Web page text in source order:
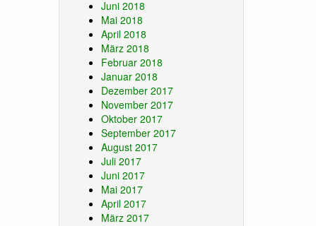
Juni 2018
Mai 2018
April 2018
März 2018
Februar 2018
Januar 2018
Dezember 2017
November 2017
Oktober 2017
September 2017
August 2017
Juli 2017
Juni 2017
Mai 2017
April 2017
März 2017